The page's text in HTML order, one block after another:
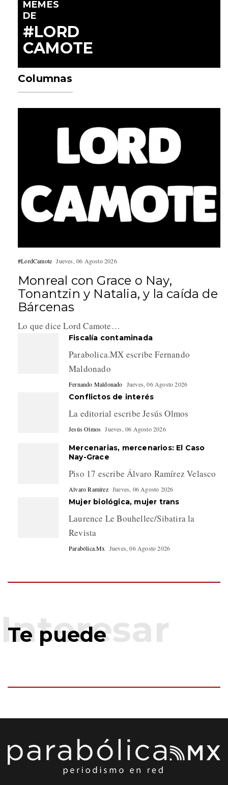
MEMES
DE
#LORD
CAMOTE
Columnas
#LordCamote Jueves, 06 Agosto 2026
Monreal con Grace o Nay,
Tonantzin y Natalia, y la caída de
Bárcenas
Lo que dice Lord Camote…
Fiscalía contaminada
Parabolica.MX escribe Fernando
Maldonado
Fernando Maldonado Jueves, 06 Agosto 2026
Conflictos de interés
La editorial escribe Jesús Olmos
Jesús Olmos Jueves, 06 Agosto 2026
Mercenarias, mercenarios: El Caso
Nay-Grace
Piso 17 escribe Álvaro Ramírez Velasco
Alvaro Ramírez Jueves, 06 Agosto 2026
Mujer biológica, mujer trans
Laurence Le Bouhellec/Sibatira la
Revista
Parabólica.Mx Jueves, 06 Agosto 2026
Te puede